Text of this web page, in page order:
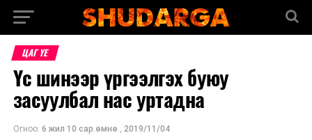
ЦАГ ҮЕ
Үс шинээр үргээлгэх буюу
засуулбал нас уртадна
Огноо: 6 жил 10 сар.өмнө , 2019/11/04